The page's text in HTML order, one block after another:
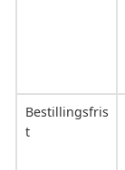
Bestillingsfris
t